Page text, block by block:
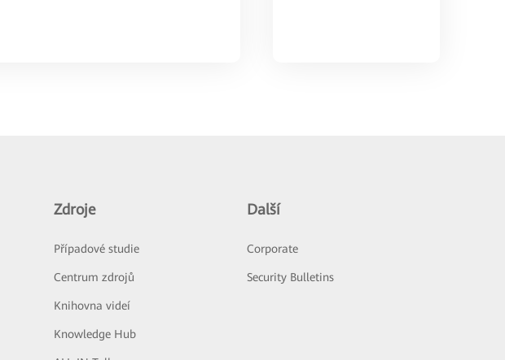
Zdroje
Případové studie
Centrum zdrojů
Knihovna videí
Knowledge Hub
Další
Corporate
Security Bulletins